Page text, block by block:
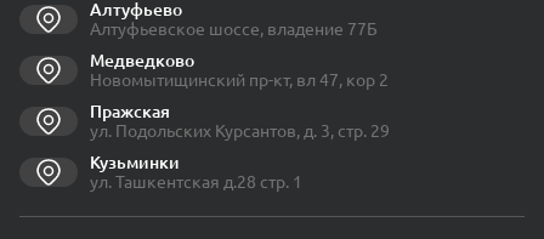
Алтуфьево
Алтуфьевское шоссе, владение 77Б
Медведково
Новомытищинский пр-кт, вл 47, кор 2
Пражская
ул. Подольских Курсантов, д. 3, стр. 29
Кузьминки
ул. Ташкентская д.28 стр. 1